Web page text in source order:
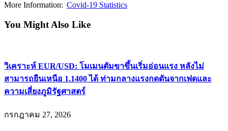
More Information: Covid-19 Statistics
You Might Also Like
วิเคราะห์ EUR/USD: โมเมนตัมขาขึ้นเริ่มอ่อนแรง หลังไม่
สามารถยืนเหนือ 1.1400 ได้ ท่ามกลางแรงกดดันจากเฟดและ
ความเสี่ยงภูมิรัฐศาสตร์
กรกฎาคม 27, 2026